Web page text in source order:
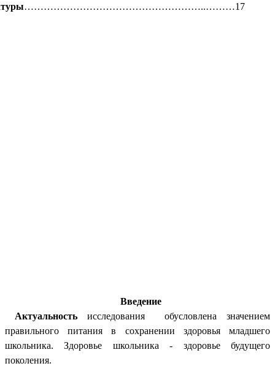
………………………………………………..………17
Введение
Актуальность исследования обусловлена значением
правильного питания в сохранении здоровья младшего
школьника. Здоровье школьника - здоровье будущего
поколения.